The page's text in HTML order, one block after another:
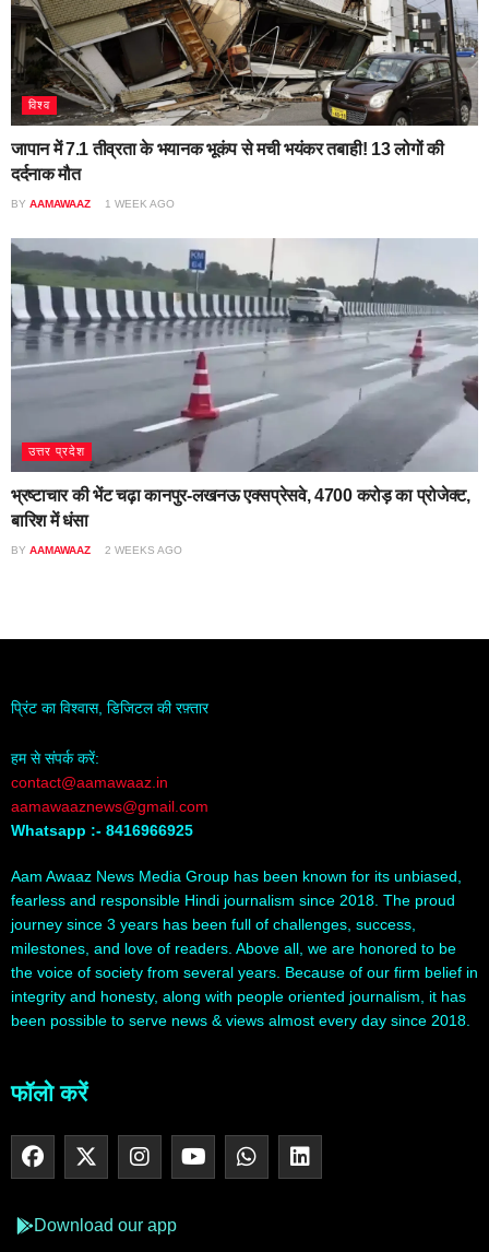
विश्व
जापान में 7.1 तीव्रता के भयानक भूकंप से मची भयंकर तबाही! 13 लोगों की
दर्दनाक मौत
BY AAMAWAAZ 1 WEEK AGO
उत्तर प्रदेश
भ्रष्टाचार की भेंट चढ़ा कानपुर-लखनऊ एक्सप्रेसवे, 4700 करोड़ का प्रोजेक्ट,
बारिश में धंसा
BY AAMAWAAZ 2 WEEKS AGO
प्रिंट का विश्वास, डिजिटल की रफ़्तार
हम से संपर्क करें:
contact@aamawaaz.in
aamawaaznews@gmail.com
Whatsapp :- 8416966925
Aam Awaaz News Media Group has been known for its unbiased,
fearless and responsible Hindi journalism since 2018. The proud
journey since 3 years has been full of challenges, success,
milestones, and love of readers. Above all, we are honored to be
the voice of society from several years. Because of our firm belief in
integrity and honesty, along with people oriented journalism, it has
been possible to serve news & views almost every day since 2018.
फॉलो करें
Download our app